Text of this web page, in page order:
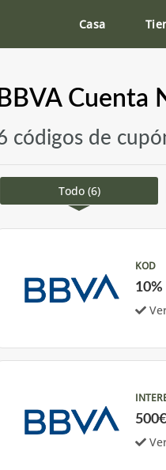
Casa
BBVA Cuenta
códigos de
Todo (6)
KOD